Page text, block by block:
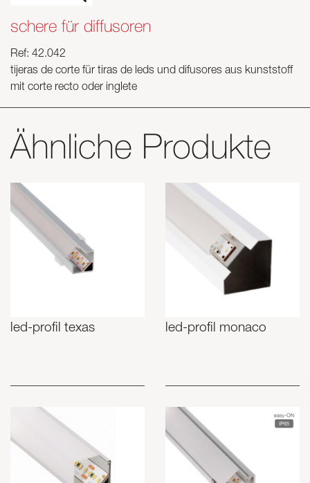
schere für diffusoren
Ref: 42.042
tijeras de corte für tiras de leds und difusores aus kunststoff
mit corte recto oder inglete
Ähnliche Produkte
led-profil texas led-profil monaco